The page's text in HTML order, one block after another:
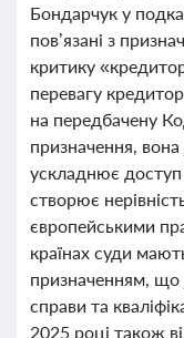
Бондарчук у
пов’язані з
критику
перевагу
на передбачену
призначення,
ускладнює доступ
створює
європейськими
країнах суди
призначенням, що
справи та
2025 році також